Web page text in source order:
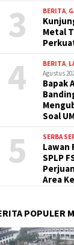
3 BERITA
Metal
4 BERITA
Agustus
Bapak
Soal
5 SERBA
Lawan
SPLP
Area
POPULER